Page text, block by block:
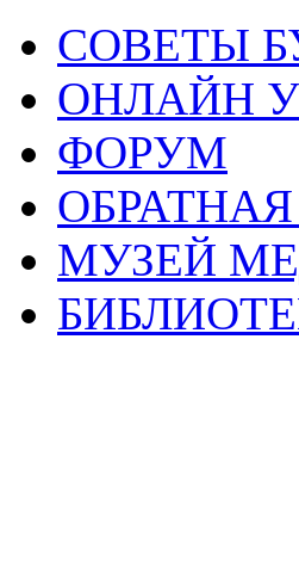
СОВЕТЫ
ОНЛАЙН
ФОРУМ
МУЗЕЙ